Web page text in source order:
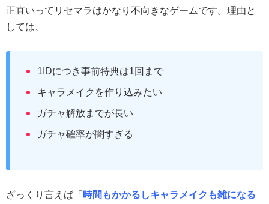
正直いってリセマラはかなり不向きなゲームです。理由と
しては、
1IDにつき事前特典は1回まで
キャラメイクを作り込みたい
ガチャ解放までが長い
ガチャ確率が闇すぎる
ざっくり言えば「 時間もかかるしキャラメイクも雑になる